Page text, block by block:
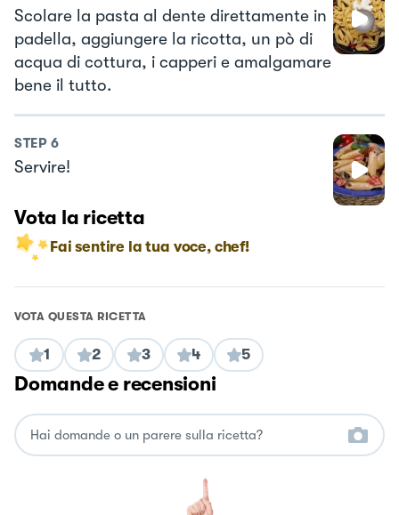
Scolare la pasta al dente direttamente in
padella, aggiungere la ricotta, un pò di
acqua di cottura, i capperi e amalgamare
bene il tutto.
STEP 6
Servire!
Vota la ricetta
Fai sentire la tua voce, chef!
VOTA QUESTA RICETTA
1 2 3 4 5
Domande e recensioni